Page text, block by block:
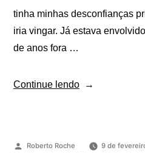
tinha minhas desconfianças
iria vingar. Já estava
de anos fora …
Continue lendo
Roberto Roche
9 de